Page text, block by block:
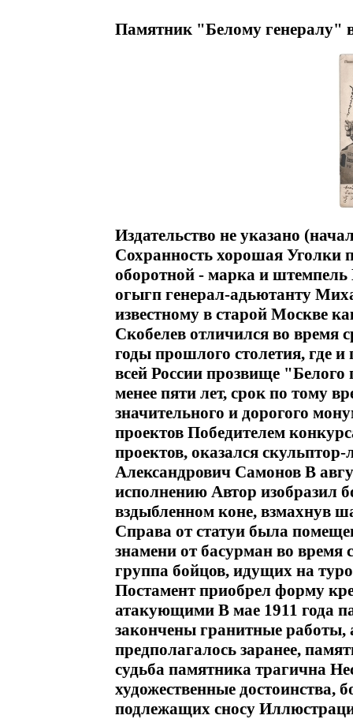
Памятник "Белому генералу"
Издательство не указано
Сохранность хорошая Уголки
оборотной - марка и
огыгп генерал-адьютанту
известному в старой Москве
Скобелев отличился во время
годы прошлого столетия, где
всей России прозвище
менее пяти лет, срок по тому
значительного и дорогого
проектов Победителем
проектов, оказался
Александрович Самонов В
исполнению Автор изобразил
вздыбленном коне, взмахнув
Справа от статуи была
знамени от басурман во время
группа бойцов, идущих на
Постамент приобрел форму
атакующими В мае 1911 года
закончены гранитные работы,
предполагалось заранее,
судьба памятника трагична
художественные достоинства,
подлежащих сносу